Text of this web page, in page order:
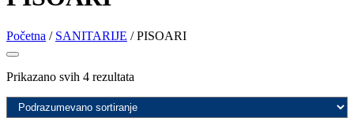
Početna / SANITARIJE / PISOARI
Prikazano svih 4 rezultata